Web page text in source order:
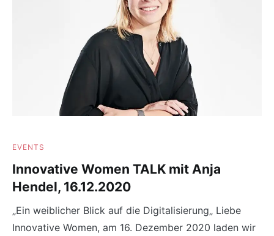
EVENTS
Innovative Women TALK mit Anja
Hendel, 16.12.2020
„Ein weiblicher Blick auf die Digitalisierung„ Liebe
Innovative Women, am 16. Dezember 2020 laden wir